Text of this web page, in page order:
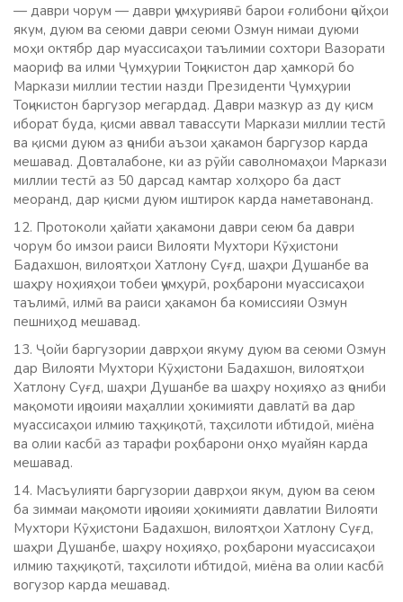
— даври чорум — даври ҷумҳуриявӣ барои ғолибони ҷойҳои
якум, дуюм ва сеюми даври сеюми Озмун нимаи дуюми
моҳи октябр дар муассисаҳои таълимии сохтори Вазорати
маориф ва илми Ҷумҳурии Тоҷикистон дар ҳамкорӣ бо
Маркази миллии тестии назди Президенти Ҷумҳурии
Тоҷикистон баргузор мегардад. Даври мазкур аз ду қисм
иборат буда, қисми аввал тавассути Маркази миллии тестӣ
ва қисми дуюм аз ҷониби аъзои ҳакамон баргузор карда
мешавад. Довталабоне, ки аз рӯйи саволномаҳои Маркази
миллии тестӣ аз 50 дарсад камтар холҳоро ба даст
меоранд, дар қисми дуюм иштирок карда наметавонанд.
12. Протоколи ҳайати ҳакамони даври сеюм ба даври
чорум бо имзои раиси Вилояти Мухтори Кӯҳистони
Бадахшон, вилоятҳои Хатлону Суғд, шаҳри Душанбе ва
шаҳру ноҳияҳои тобеи ҷумҳурӣ, роҳбарони муассисаҳои
таълимӣ, илмӣ ва раиси ҳакамон ба комиссияи Озмун
пешниҳод мешавад.
13. Ҷойи баргузории даврҳои якуму дуюм ва сеюми Озмун
дар Вилояти Мухтори Кӯҳистони Бадахшон, вилоятҳои
Хатлону Суғд, шаҳри Душанбе ва шаҳру ноҳияҳо аз ҷониби
мақомоти иҷроияи маҳаллии ҳокимияти давлатӣ ва дар
муассисаҳои илмию таҳқиқотӣ, таҳсилоти ибтидоӣ, миёна
ва олии касбӣ аз тарафи роҳбарони онҳо муайян карда
мешавад.
14. Масъулияти баргузории даврҳои якум, дуюм ва сеюм
ба зиммаи мақомоти иҷроияи ҳокимияти давлатии Вилояти
Мухтори Кӯҳистони Бадахшон, вилоятҳои Хатлону Суғд,
шаҳри Душанбе, шаҳру ноҳияҳо, роҳбарони муассисаҳои
илмию таҳқиқотӣ, таҳсилоти ибтидоӣ, миёна ва олии касбӣ
вогузор карда мешавад.